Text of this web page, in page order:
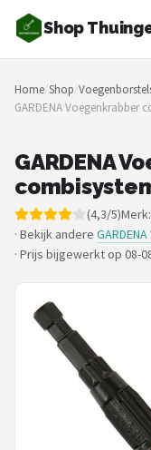
Shop
Zoeken
NAVIGATIE
Merken
Blog
Borderplanten
Grasmaaiers
Grastrimmers
Home/Shop/
GARDENA Voegenkrabber
GARDENA
(4,3/5)Merk:
· Bekijk andere
· Prijs bijgewerkt op 08-